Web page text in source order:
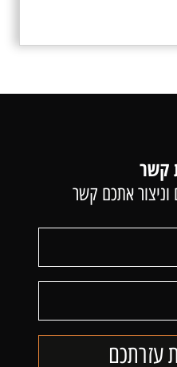
קשר
אתכם קשר